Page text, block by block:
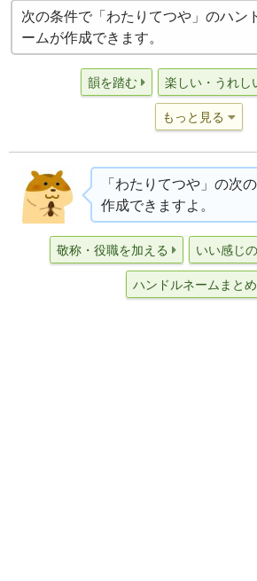
次の条件で「わたりてつや」のハン
ームが作成できます。
韻を踏む 楽しい・うれし
もっと見る
「わたりてつや」の次
作成できますよ。
敬称・役職を加える いい感じ
ハンドルネームまとめ